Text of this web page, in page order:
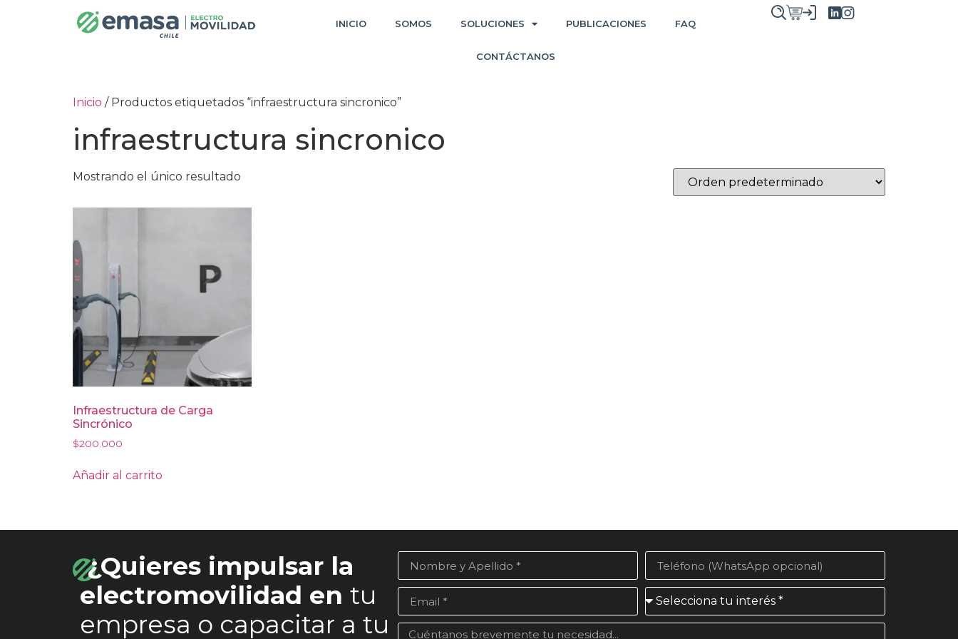
INICIO SOMOS SOLUCIONES PUBLICACIONES FAQ
CONTÁCTANOS
Inicio / Productos etiquetados “infraestructura sincronico”
infraestructura sincronico
Mostrando el único resultado
Infraestructura de Carga
Sincrónico
$200.000
Añadir al carrito
¿Quieres impulsar la
electromovilidad entu
empresa o capacitar a tu